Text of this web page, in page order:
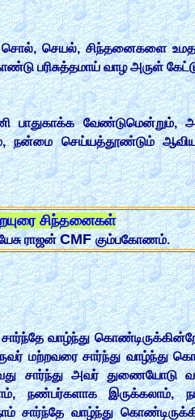
செயல், சிந்தனைகளை
பரிசுத்தமாய் வாழ அருள்
பாதுகாக்க வேண்டுமென்றும்,
நன்மை செய்யத்தூண்டும்
சிந்தனைகள்
ராஜன்CMFகும்பகோணம்.
வாழ்ந்து
மற்றவரை சார்ந்து வாழ்ந்து
சார்ந்து அவர் துணையோடு
நண்பர்களாக இருக்கலாம்,
சார்ந்தே வாழ்ந்து